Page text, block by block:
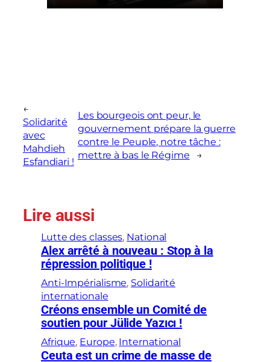
←
Solidarité
avec
Mahdieh
Esfandiari !
Les bourgeois ont peur, le
gouvernement prépare la guerre
contre le Peuple, notre tâche :
mettre à bas le Régime
→
Lire aussi
Lutte des classes, National
Alex arrêté à nouveau : Stop à la
répression politique !
Anti-Impérialisme, Solidarité
internationale
Créons ensemble un Comité de
soutien pour Jülide Yazıcı !
Afrique, Europe, International
Ceuta est un crime de masse de